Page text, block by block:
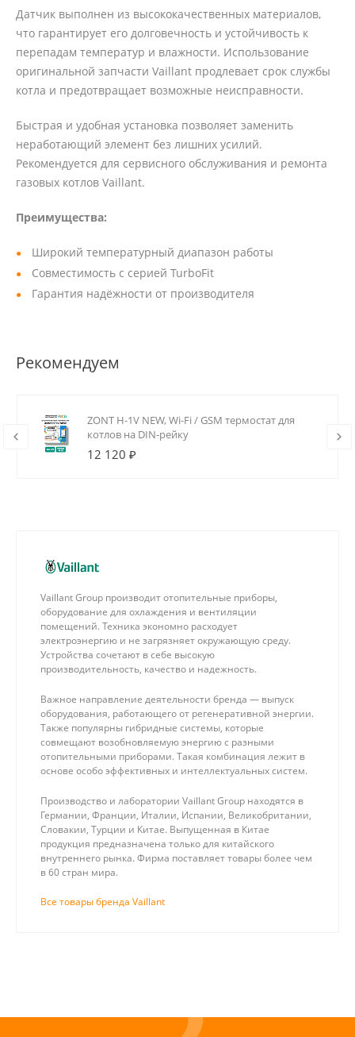
Датчик выполнен из высококачественных материалов,
что гарантирует его долговечность и устойчивость к
перепадам температур и влажности. Использование
оригинальной запчасти Vaillant продлевает срок службы
котла и предотвращает возможные неисправности.
Быстрая и удобная установка позволяет заменить
неработающий элемент без лишних усилий.
Рекомендуется для сервисного обслуживания и ремонта
газовых котлов Vaillant.
Преимущества:
Широкий температурный диапазон работы
Совместимость с серией TurboFit
Гарантия надёжности от производителя
Рекомендуем
ZONT H-1V NEW, Wi-Fi / GSM термостат для
котлов на DIN-рейку
12 120 ₽
Vaillant Group производит отопительные приборы,
оборудование для охлаждения и вентиляции
помещений. Техника экономно расходует
электроэнергию и не загрязняет окружающую среду.
Устройства сочетают в себе высокую
производительность, качество и надежность.
Важное направление деятельности бренда — выпуск
оборудования, работающего от регенеративной энергии.
Также популярны гибридные системы, которые
совмещают возобновляемую энергию с разными
отопительными приборами. Такая комбинация лежит в
основе особо эффективных и интеллектуальных систем.
Производство и лаборатории Vaillant Group находятся в
Германии, Франции, Италии, Испании, Великобритании,
Словакии, Турции и Китае. Выпущенная в Китае
продукция предназначена только для китайского
внутреннего рынка. Фирма поставляет товары более чем
в 60 стран мира.
Все товары бренда Vaillant